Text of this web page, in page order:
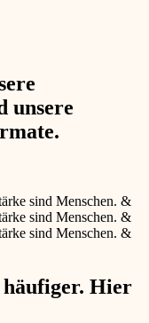
unsere
sind Menschen. &
sind Menschen. &
sind Menschen. &
Hier